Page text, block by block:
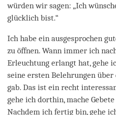
würden wir sagen: „Ich
glücklich bist.“
Ich habe ein ausgesprochen
zu öffnen. Wann immer ich
Erleuchtung erlangt hat, gehe
seine ersten Belehrungen
gab. Das ist ein recht
gehe ich dorthin, mache
Nachdem ich fertig bin, gehe